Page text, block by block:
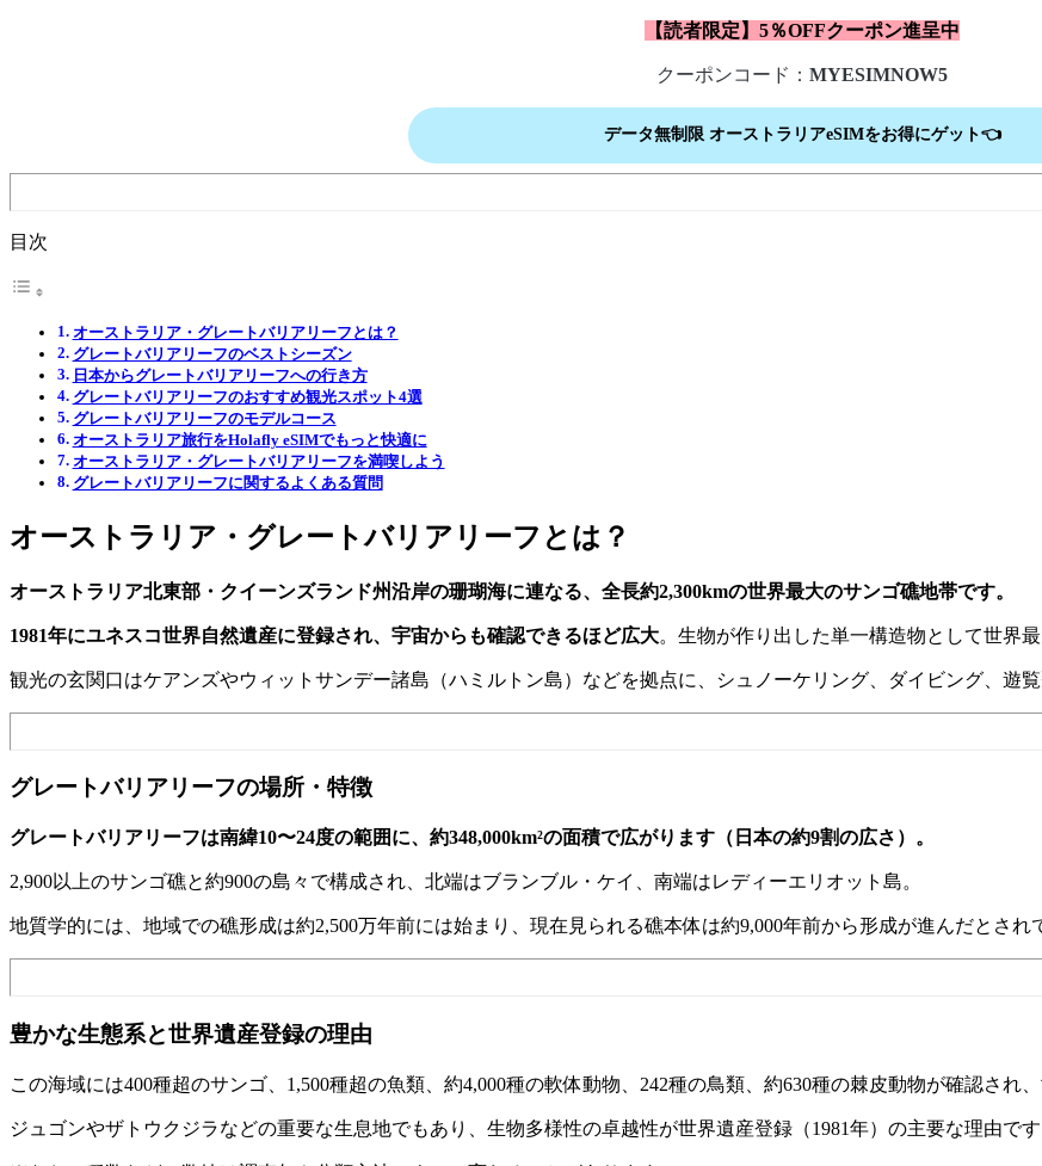
【読者限定】5％OFFクーポン進呈中
クーポンコード： MYESIMNOW5
データ無制限 オーストラリアeSIMをお得にゲット👈
目次
オーストラリア・グレートバリアリーフとは？
グレートバリアリーフのベストシーズン
日本からグレートバリアリーフへの行き方
グレートバリアリーフのおすすめ観光スポット4選
グレートバリアリーフのモデルコース
オーストラリア旅行をHolafly eSIMでもっと快適に
オーストラリア・グレートバリアリーフを満喫しよう
グレートバリアリーフに関するよくある質問
オーストラリア・グレートバリアリーフとは？
オーストラリア北東部・クイーンズランド州沿岸の珊瑚海に連なる、全長約2,300kmの世界最大のサンゴ礁地帯です。
1981年にユネスコ世界自然遺産に登録され、宇宙からも確認できるほど広大。生物が作り出した単一構造物として世界最
観光の玄関口はケアンズやウィットサンデー諸島（ハミルトン島）などを拠点に、シュノーケリング、ダイビング、遊覧
グレートバリアリーフの場所・特徴
グレートバリアリーフは南緯10〜24度の範囲に、約348,000km²の面積で広がります（日本の約9割の広さ）。
2,900以上のサンゴ礁と約900の島々で構成され、北端はブランブル・ケイ、南端はレディーエリオット島。
地質学的には、地域での礁形成は約2,500万年前には始まり、現在見られる礁本体は約9,000年前から形成が進んだとされ
豊かな生態系と世界遺産登録の理由
この海域には400種超のサンゴ、1,500種超の魚類、約4,000種の軟体動物、242種の鳥類、約630種の棘皮動物が確認され
ジュゴンやザトウクジラなどの重要な生息地でもあり、生物多様性の卓越性が世界遺産登録（1981年）の主要な理由です